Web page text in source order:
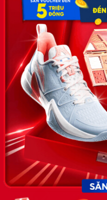
SĐT:
Email:
VỀ
News.timviec.com.vn là
nhân sự, nghề nghiệp do
doanh nghiệp, nhân sự tuyển
cập nhật thông tin và đáp
KẾT NỐI